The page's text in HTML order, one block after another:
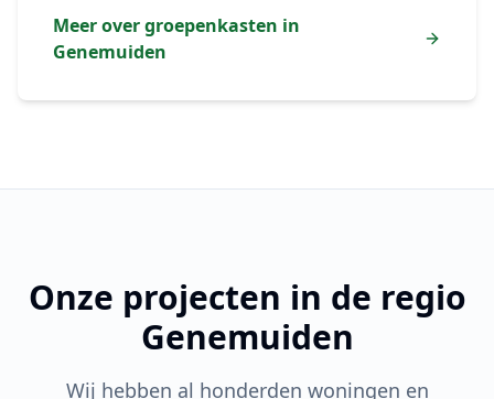
Meer over groepenkasten in
Genemuiden
Onze projecten in de regio
Genemuiden
Wij hebben al honderden woningen en